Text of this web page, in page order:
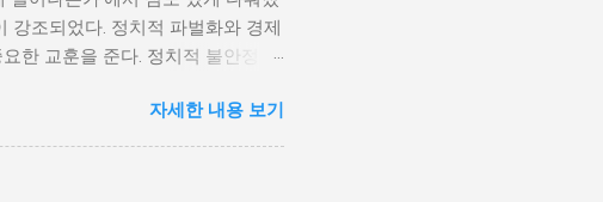
강조되었다. 정치적 파벌화와 경제
한 교훈을 준다. 정치적 불안정성
, 이로 인해 내전의 위험이 증가한
해 무장 세력에 참여하거나 반정
서는 종종 내전이 발발했던 예가
자세한 내용 보기